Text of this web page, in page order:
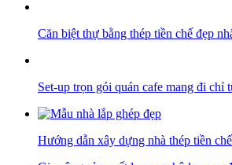
Căn biệt thự bằng thép tiền chế đẹp
Set-up trọn gói quán cafe mang đi chỉ
Hướng dẫn xây dựng nhà thép tiền